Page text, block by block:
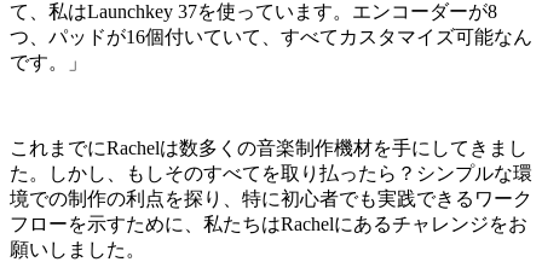
て、私はLaunchkey 37を使っています。エンコーダーが8
つ、パッドが16個付いていて、すべてカスタマイズ可能なん
です。」
これまでにRachelは数多くの音楽制作機材を手にしてきまし
た。しかし、もしそのすべてを取り払ったら？シンプルな環
境での制作の利点を探り、特に初心者でも実践できるワーク
フローを示すために、私たちはRachelにあるチャレンジをお
願いしました。